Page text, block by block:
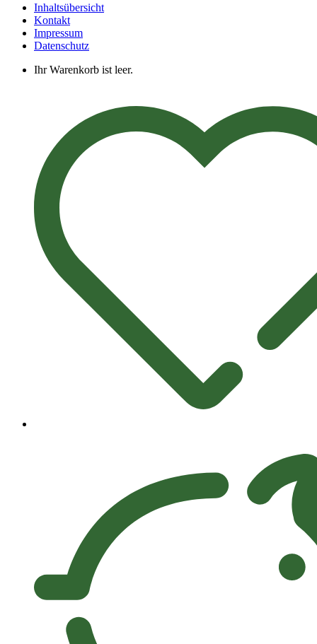
Inhaltsübersicht
Kontakt
Impressum
Datenschutz
Ihr Warenkorb ist leer.